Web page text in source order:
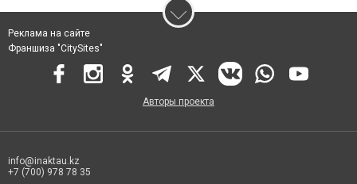
Реклама на сайте
Франшиза "CitySites"
Авторы проекта
info@inaktau.kz
+7 (700) 978 78 35